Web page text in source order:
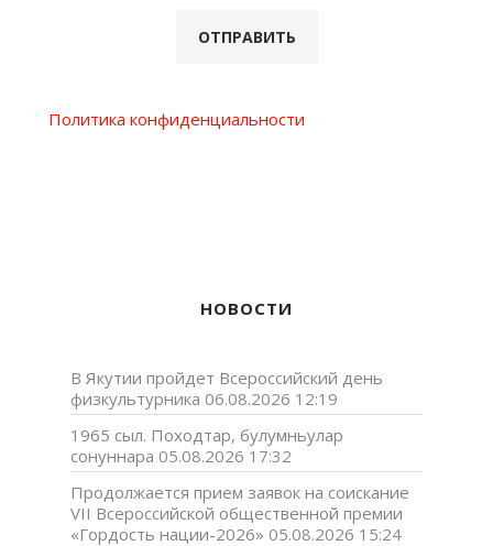
Политика конфиденциальности
НОВОСТИ
В Якутии пройдет Всероссийский день
физкультурника 06.08.2026 12:19
1965 сыл. Походтар, булумньулар
сонуннара 05.08.2026 17:32
Продолжается прием заявок на соискание
VII Всероссийской общественной премии
«Гордость нации-2026» 05.08.2026 15:24